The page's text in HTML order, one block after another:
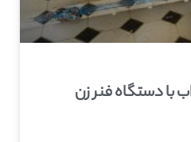
با دستگاه فنر زن